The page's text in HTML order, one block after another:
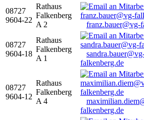
08727
9604-22
Rathaus
Falkenberg
A 2
franz.bauer@vg-
08727
9604-18
Rathaus
Falkenberg
A 1
falkenberg.de
08727
9604-12
Rathaus
Falkenberg
A 4
falkenberg.de